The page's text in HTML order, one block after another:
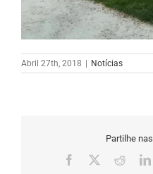
Abril 27th, 2018 Notícias
Partilhe
Facebook Reddit